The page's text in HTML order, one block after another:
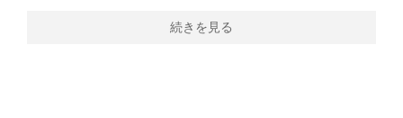
続きを見る